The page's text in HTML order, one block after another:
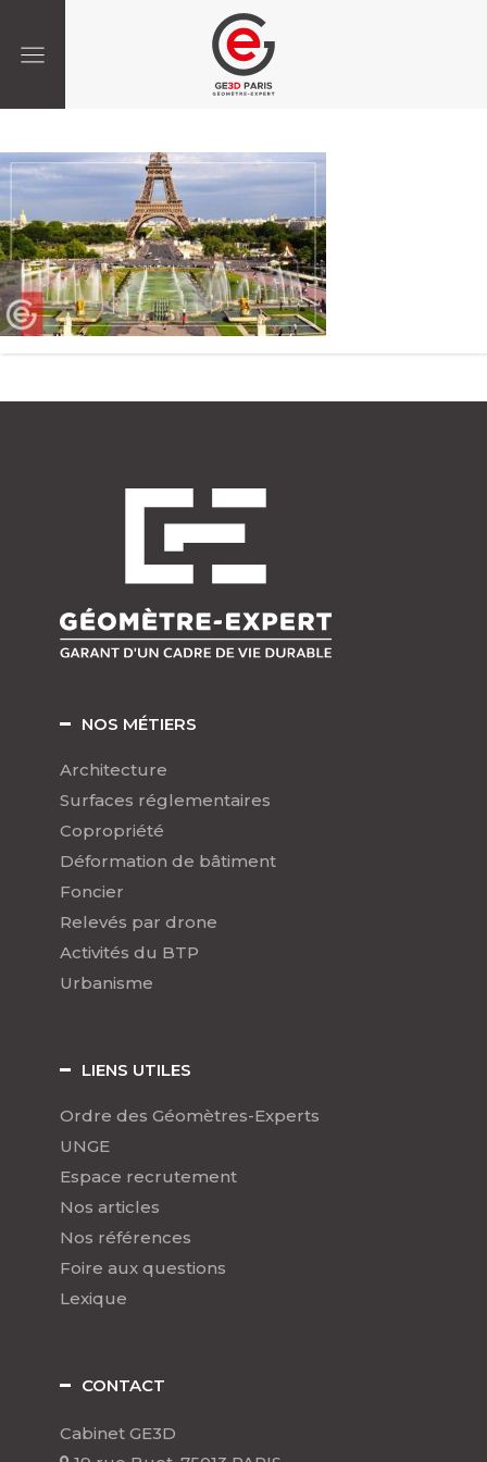
NOS MÉTIERS
Architecture
Surfaces réglementaires
Copropriété
Déformation de bâtiment
Foncier
Relevés par drone
Activités du BTP
Urbanisme
LIENS UTILES
Ordre des Géomètres-Experts
UNGE
Espace recrutement
Nos articles
Nos références
Foire aux questions
Lexique
CONTACT
Cabinet GE3D